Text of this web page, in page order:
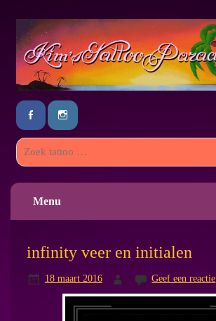
Menu
infinity veer en initialen
18 maart 2016 Geef een reactie